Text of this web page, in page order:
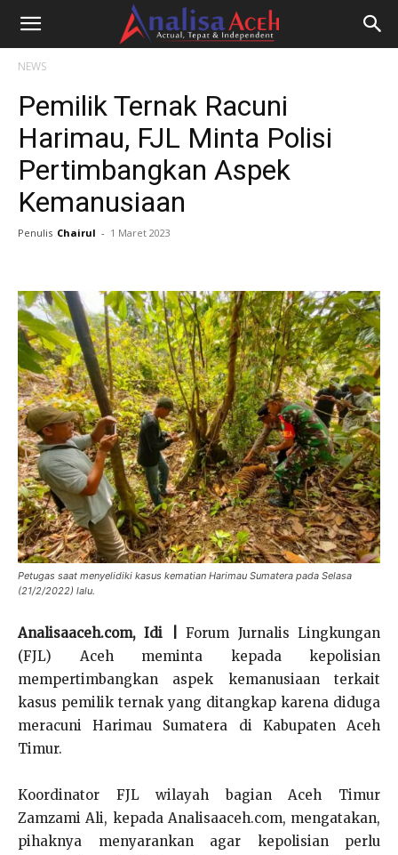
NEWS
Pemilik Ternak Racuni
Harimau, FJL Minta Polisi
Pertimbangkan Aspek
Kemanusiaan
Penulis Chairul - 1 Maret 2023
Petugas saat menyelidiki kasus kematian Harimau Sumatera pada Selasa
(21/2/2022) lalu.
Analisaaceh.com, Idi |
Forum Jurnalis Lingkungan
(FJL) Aceh meminta kepada kepolisian
mempertimbangkan aspek kemanusiaan terkait
kasus pemilik ternak yang ditangkap karena diduga
meracuni Harimau Sumatera di Kabupaten Aceh
Timur.
Koordinator FJL wilayah bagian Aceh Timur
Zamzami Ali, kepada Analisaaceh.com, mengatakan,
pihaknya menyarankan agar kepolisian perlu